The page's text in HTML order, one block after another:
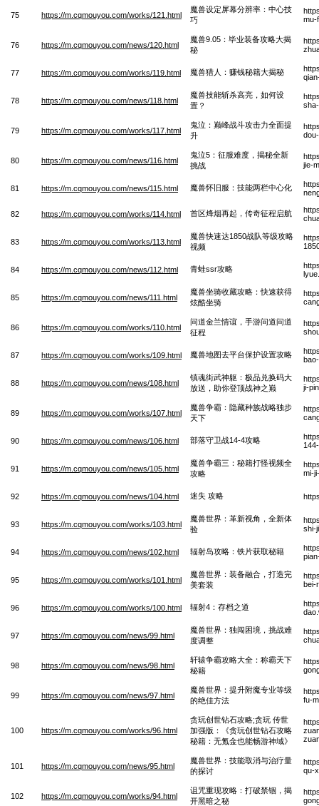
75 https://m.cqmouyou.com/works/121.html
魔兽设定屏幕分辨率：中心技
巧
mu-
76 https://m.cqmouyou.com/news/120.html
魔兽9.05：毕业装备攻略大揭
秘
77 https://m.cqmouyou.com/works/119.html 魔兽猎人：赚钱秘籍大揭秘
78 https://m.cqmouyou.com/news/118.html
魔兽技能斩杀高亮，如何设
置？
79 https://m.cqmouyou.com/works/117.html
鬼泣：巅峰战斗攻击力全面提
升
80 https://m.cqmouyou.com/news/116.html
鬼泣5：征服难度，揭秘全新
挑战
jie-
81 https://m.cqmouyou.com/news/115.html 魔兽怀旧服：技能两栏中心化
82 https://m.cqmouyou.com/works/114.html 首区烽烟再起，传奇征程启航
83 https://m.cqmouyou.com/works/113.html
魔兽快速达1850战队等级攻略
视频
84 https://m.cqmouyou.com/news/112.html 青蛙ssr攻略
85 https://m.cqmouyou.com/news/111.html
魔兽坐骑收藏攻略：快速获得
炫酷坐骑
86 https://m.cqmouyou.com/works/110.html
问道金兰情谊，手游问道问道
征程
87 https://m.cqmouyou.com/works/109.html 魔兽地图去平台保护设置攻略
88 https://m.cqmouyou.com/news/108.html
镇魂街武神躯：极品兑换码大
放送，助你登顶战神之巅
ji-
89 https://m.cqmouyou.com/works/107.html
魔兽争霸：隐藏种族战略独步
天下
90 https://m.cqmouyou.com/news/106.html 部落守卫战14-4攻略
91 https://m.cqmouyou.com/news/105.html
魔兽争霸三：秘籍打怪视频全
攻略
mi-
92 https://m.cqmouyou.com/news/104.html 迷失 攻略
93 https://m.cqmouyou.com/works/103.html
魔兽世界：革新视角，全新体
验
shi-
94 https://m.cqmouyou.com/news/102.html 辐射岛攻略：铁片获取秘籍
95 https://m.cqmouyou.com/works/101.html
魔兽世界：装备融合，打造完
美套装
bei-
96 https://m.cqmouyou.com/works/100.html 辐射4：存档之道
97 https://m.cqmouyou.com/news/99.html
魔兽世界：独闯困境，挑战难
度调整
98 https://m.cqmouyou.com/news/98.html
轩辕争霸攻略大全：称霸天下
秘籍
99 https://m.cqmouyou.com/news/97.html
魔兽世界：提升附魔专业等级
的绝佳方法
fu-
100 https://m.cqmouyou.com/works/96.html
贪玩创世钻石攻略;贪玩 传世
加强版：《贪玩创世钻石攻略
秘籍：无氪金也能畅游神域》
101 https://m.cqmouyou.com/news/95.html
魔兽世界：技能取消与治疗量
的探讨
qu-
102 https://m.cqmouyou.com/works/94.html
诅咒重现攻略：打破禁锢，揭
开黑暗之秘